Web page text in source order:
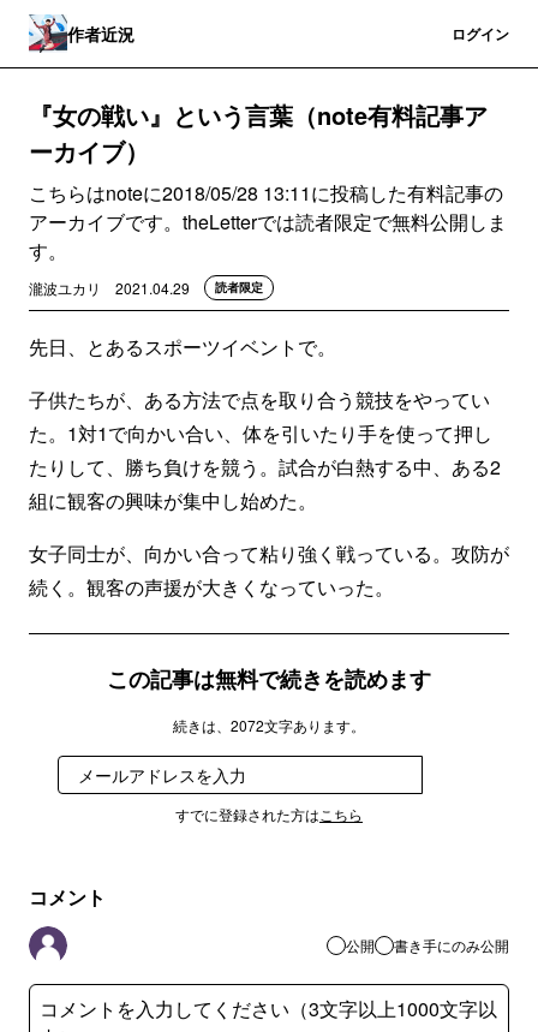
作者近況 ログイン
『女の戦い』という言葉（note有料記事ア
ーカイブ）
こちらはnoteに2018/05/28 13:11に投稿した有料記事の
アーカイブです。theLetterでは読者限定で無料公開しま
す。
瀧波ユカリ 2021.04.29 読者限定
先日、とあるスポーツイベントで。
子供たちが、ある方法で点を取り合う競技をやってい
た。1対1で向かい合い、体を引いたり手を使って押し
たりして、勝ち負けを競う。試合が白熱する中、ある2
組に観客の興味が集中し始めた。
女子同士が、向かい合って粘り強く戦っている。攻防が
続く。観客の声援が大きくなっていった。
この記事は無料で続きを読めます
続きは、2072文字あります。
すでに登録された方は こちら
コメント
公開 書き手にのみ公開